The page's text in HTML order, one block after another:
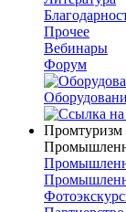
Прочее
Вебинары
Форум
Промтуризм